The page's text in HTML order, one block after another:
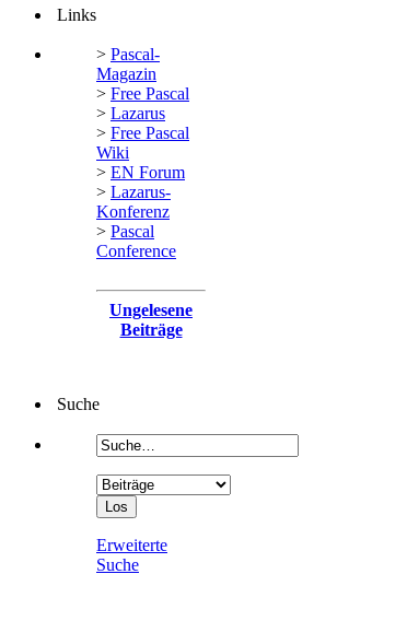
Links
> Pascal-
Magazin
> Free Pascal
> Lazarus
> Free Pascal
Wiki
> EN Forum
> Lazarus-
Konferenz
> Pascal
Conference
Ungelesene
Beiträge
Suche
Erweiterte
Suche